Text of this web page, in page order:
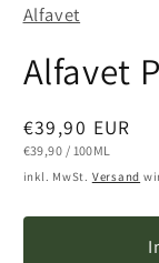
Modal
Alfavet
Alfavet
Normaler
Preis
€39,90 EUR
STÜCKPREIS
€39,90 / PRO
100ML
inkl. MwSt. Versand